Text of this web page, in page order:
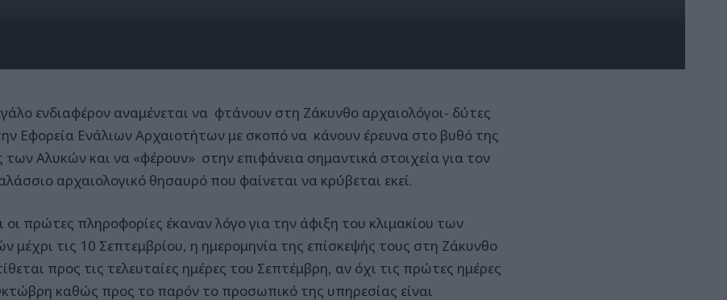
ενδιαφέρον αναμένεται να φτάνουν στη Ζάκυνθο αρχαιολόγοι- δύτες
Εφορεία Ενάλιων Αρχαιοτήτων με σκοπό να κάνουν έρευνα στο βυθό της
των Αλυκών και να «φέρουν» στην επιφάνεια σημαντικά στοιχεία για τον
αρχαιολογικό θησαυρό που φαίνεται να κρύβεται εκεί.
οι πρώτες πληροφορίες έκαναν λόγο για την άφιξη του κλιμακίου των
μέχρι τις 10 Σεπτεμβρίου, η ημερομηνία της επίσκεψής τους στη Ζάκυνθο
προς τις τελευταίες ημέρες του Σεπτέμβρη, αν όχι τις πρώτες ημέρες
καθώς προς το παρόν το προσωπικό της υπηρεσίας είναι